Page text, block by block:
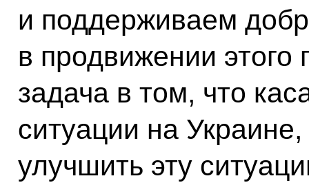
и поддерживаем
в продвижении
задача в том, что
ситуации на
улучшить эту